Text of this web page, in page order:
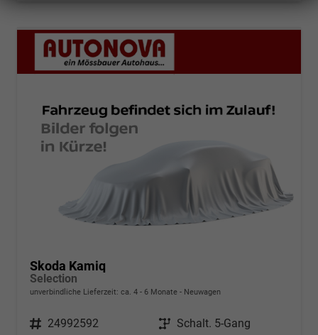
Skoda Kamiq
Selection
unverbindliche Lieferzeit: ca. 4 - 6 Monate Neuwagen
Fahrzeugnr. 24992592 Getriebe Schalt. 5-Gang